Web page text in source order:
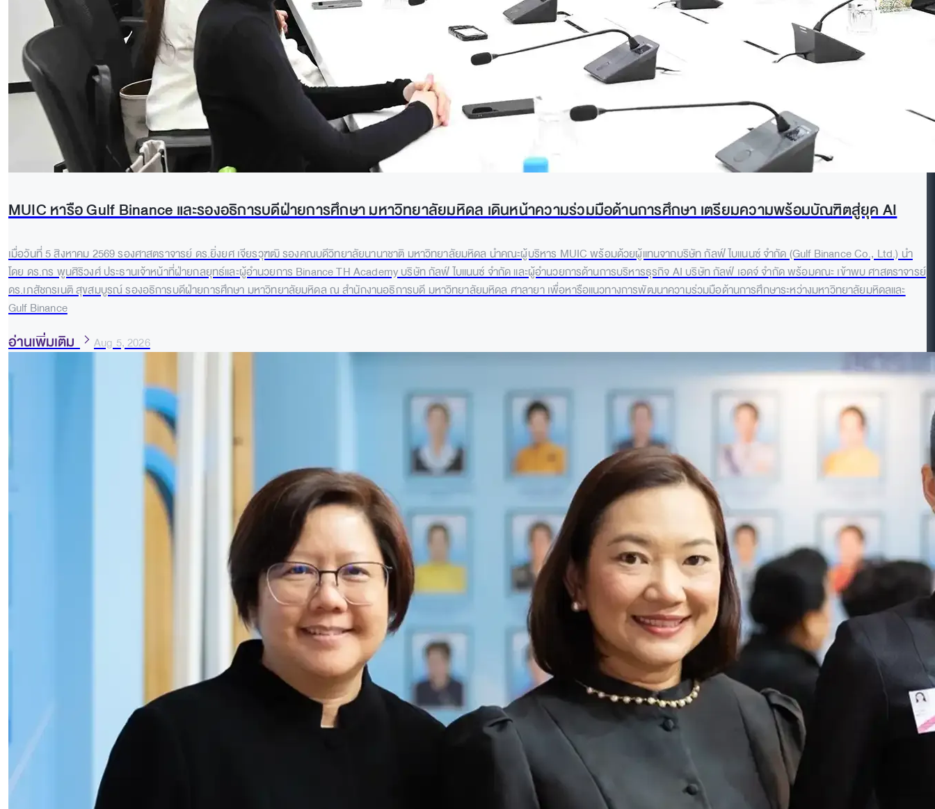
MUIC หารือ Gulf Binance และรองอธิการบดีฝ่ายการศึกษา มหาวิทยาลัยมหิดล เดินหน้าความร่วมมือด้านการศึกษา เตรียมความพร้อมบัณฑิตสู่ยุค AI
เมื่อวันที่ 5 สิงหาคม 2569 รองศาสตราจารย์ ดร.ยิ่งยศ เจียรวุฑฒิ รองคณบดีวิทยาลัยนานาชาติ มหาวิทยาลัยมหิดล นำคณะผู้บริหาร MUIC พร้อมด้วยผู้แทนจากบริษัท กัลฟ์ ไบแนนซ์ จำกัด (Gulf Binance Co., Ltd.) นำ
โดย ดร.กร พูนศิริวงศ์ ประธานเจ้าหน้าที่ฝ่ายกลยุทธ์และผู้อำนวยการ Binance TH Academy บริษัท กัลฟ์ ไบแนนซ์ จำกัด และผู้อำนวยการด้านการบริหารธุรกิจ AI บริษัท กัลฟ์ เอดจ์ จำกัด พร้อมคณะ เข้าพบ ศาสตราจารย์
ดร.เภสัชกรเนติ สุขสมบูรณ์ รองอธิการบดีฝ่ายการศึกษา มหาวิทยาลัยมหิดล ณ สำนักงานอธิการบดี มหาวิทยาลัยมหิดล ศาลายา เพื่อหารือแนวทางการพัฒนาความร่วมมือด้านการศึกษาระหว่างมหาวิทยาลัยมหิดลและ
Gulf Binance
อ่านเพิ่มเติม Aug 5, 2026